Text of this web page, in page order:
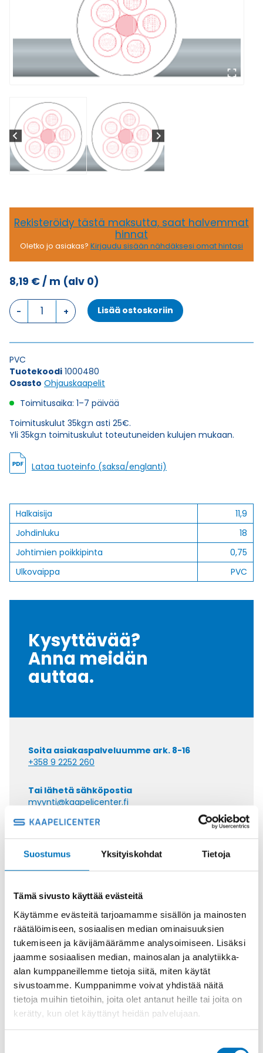
Suostumus Yksityiskohdat Tietoja
Tämä sivusto käyttää evästeitä
Käytämme evästeitä tarjoamamme sisällön ja mainosten
räätälöimiseen, sosiaalisen median ominaisuuksien
tukemiseen ja kävijämäärämme analysoimiseen. Lisäksi
jaamme sosiaalisen median, mainosalan ja analytiikka-
alan kumppaneillemme tietoja siitä, miten käytät
sivustoamme. Kumppanimme voivat yhdistää näitä
tietoja muihin tietoihin, joita olet antanut heille tai joita on
kerätty, kun olet käyttänyt heidän palvelujaan.
Rekisteröidy tästä maksutta, saat halvemmat
hinnat
Oletko jo asiakas? Kirjaudu sisään nähdäksesi omat hintasi
8,19 €/ m (alv 0)
Ohjauskaapeli
ÖPVC-
18G0,75
Lisää ostoskoriin
PVC
Tuotekoodi 1000480
Osasto Ohjauskaapelit
Toimitusaika: 1–7 päivää
Toimituskulut 35kg:n asti 25€.
Yli 35kg:n toimituskulut toteutuneiden kulujen mukaan.
Lataa tuoteinfo (saksa/englanti)
Halkaisija
11,9
Johdinluku
18
Johtimien poikkipinta
0,75
Ulkovaippa
PVC
Kysyttävää?
Anna meidän
auttaa.
Soita asiakaspalveluumme ark. 8-16
+358 9 2252 260
Tai lähetä sähköpostia
myynti@kaapelicenter.fi
Saman kaapelin eri versiot
Ohjauskaapeli ÖPVC-JZ 4G16
Ohjauskaapeli ÖPVC-JZ 5G16